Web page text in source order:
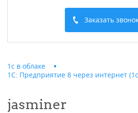
Заказать
1с в облаке
1С: Предприятие 8 через интернет
jasminer